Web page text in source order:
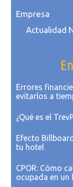
Empresa
Actualidad
Errores
evitarlos a
¿Qué es el
Efecto
tu hotel
CPOR: Cómo
ocupada en un